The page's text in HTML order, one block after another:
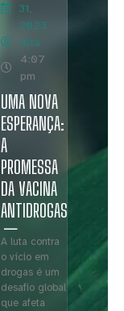
31,
2023
ibta
4:07
pm
UMA NOVA
ESPERANÇA:
A
PROMESSA
DA VACINA
ANTIDROGAS
A luta contra
o vício em
drogas é um
desafio global
que afeta